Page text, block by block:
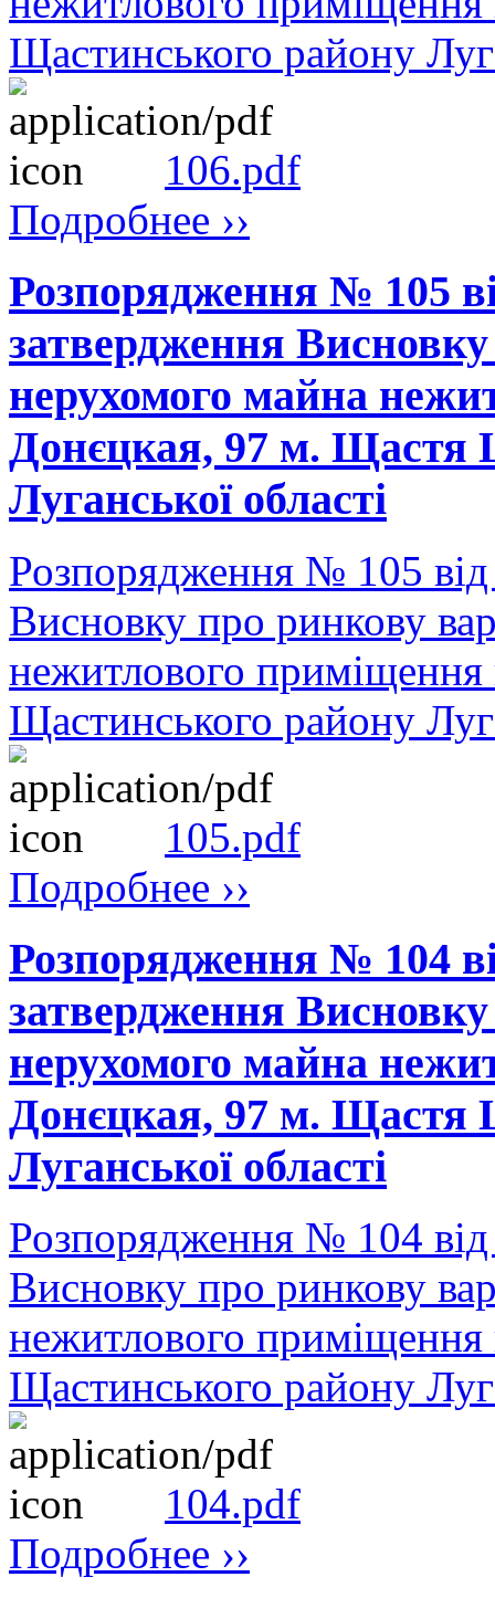
Щастинського району
106.pdf
Подробнее ››
Розпорядження № 105
затвердження
нерухомого майна
Донєцкая, 97 м. Щастя
Луганської області
Розпорядження № 105
Висновку про ринкову
нежитлового
Щастинського району
105.pdf
Подробнее ››
Розпорядження № 104
затвердження
нерухомого майна
Донєцкая, 97 м. Щастя
Луганської області
Розпорядження № 104
Висновку про ринкову
нежитлового
Щастинського району
104.pdf
Подробнее ››